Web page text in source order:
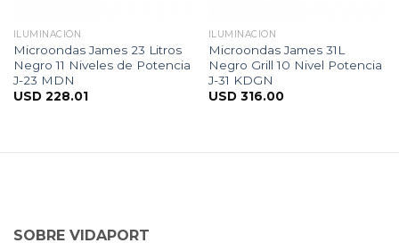
ILUMINACIÓN
Microondas James 23 Litros
Negro 11 Niveles de Potencia
J-23 MDN
USD 228.01
ILUMINACIÓN
Microondas James 31L
Negro Grill 10 Nivel Potencia
J-31 KDGN
USD 316.00
SOBRE VIDAPORT